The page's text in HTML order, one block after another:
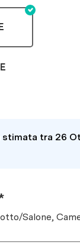
stimata tra 26
Salone,